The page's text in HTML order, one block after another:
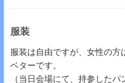
服装
服装は自由ですが、女性の
ベターです。
（当日会場にて、持参した